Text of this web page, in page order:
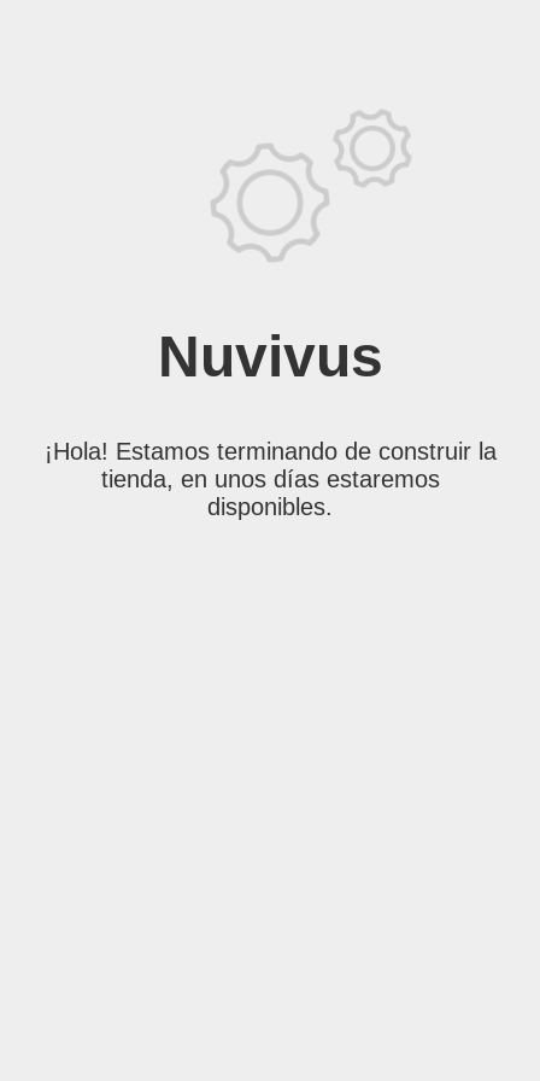
Nuvivus
¡Hola! Estamos terminando de construir la
tienda, en unos días estaremos
disponibles.